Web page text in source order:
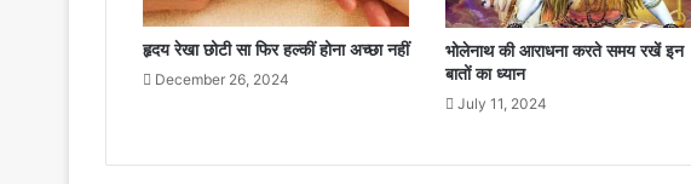
हृदय रेखा छोटी सा फिर हल्कीं होना अच्छा नहीं
December 26, 2024
भोलेनाथ की आराधना करते समय रखें इन
बातों का ध्यान
July 11, 2024